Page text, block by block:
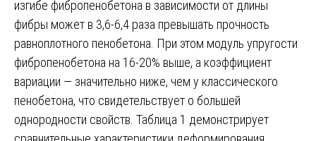
изгибе фибропенобетона в зависимости от длины
фибры может в 3,6-6,4 раза превышать прочность
равноплотного пенобетона. При этом модуль упругости
фибропенобетона на 16-20% выше, а коэффициент
вариации — значительно ниже, чем у классического
пенобетона, что свидетельствует о большей
однородности свойств. Таблица 1 демонстрирует